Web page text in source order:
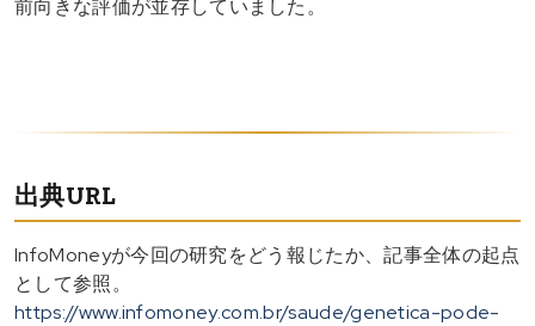
前向きな評価が並存していました。
出典URL
InfoMoneyが今回の研究をどう報じたか、記事全体の起点
として参照。
https://www.infomoney.com.br/saude/genetica-pode-